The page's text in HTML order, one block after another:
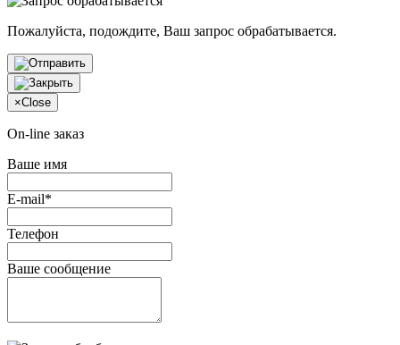
Пожалуйста, подождите, Ваш запрос обрабатывается.
×Close
On-line заказ
Ваше имя
E-mail*
Телефон
Ваше сообщение